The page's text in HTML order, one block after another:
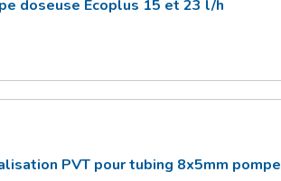
doseuse Ecoplus 15 et 23 l/h
PVT pour tubing 8x5mm pompe